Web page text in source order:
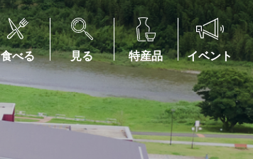
食べる 見る 特産品 イベント